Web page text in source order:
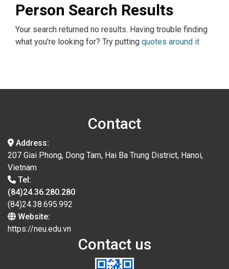
Person Search Results
Your search returned no results. Having trouble finding
what you're looking for? Try putting quotes around it
Contact
Address:
207 Giai Phong, Dong Tam, Hai Ba Trung District, Hanoi,
Vietnam
Tel:
(84)24.36.280.280
(84)24.38.695.992
Website:
https://neu.edu.vn
Contact us